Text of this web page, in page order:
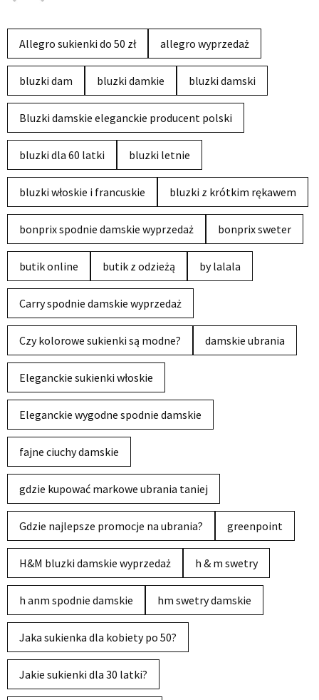
Allegro sukienki do 50 zł allegro wyprzedaż
bluzki dam bluzki damkie bluzki damski
Bluzki damskie eleganckie producent polski
bluzki dla 60 latki bluzki letnie
bluzki włoskie i francuskie bluzki z krótkim rękawem
bonprix spodnie damskie wyprzedaż bonprix sweter
butik online butik z odzieżą by lalala
Carry spodnie damskie wyprzedaż
Czy kolorowe sukienki są modne? damskie ubrania
Eleganckie sukienki włoskie
Eleganckie wygodne spodnie damskie
fajne ciuchy damskie
gdzie kupować markowe ubrania taniej
Gdzie najlepsze promocje na ubrania? greenpoint
H&M bluzki damskie wyprzedaż h & m swetry
h anm spodnie damskie hm swetry damskie
Jaka sukienka dla kobiety po 50?
Jakie sukienki dla 30 latki?